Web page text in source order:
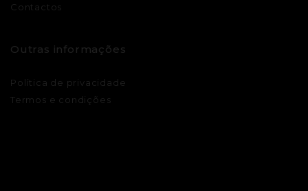
Contactos
Outras informações
Política de privacidade
Termos e condições